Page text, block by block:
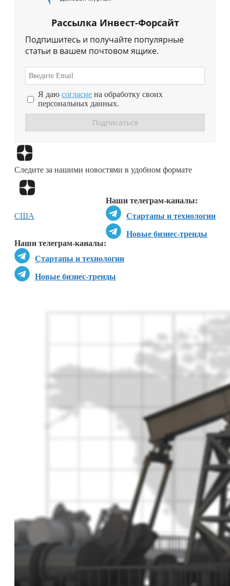
Рассылка Инвест-Форсайт
Подпишитесь и получайте популярные
статьи в вашем почтовом ящике.
Я даю согласие на обработку своих
персональных данных.
Следите за нашими новостями в удобном формате
Наши телеграм-каналы:
Стартапы и технологии
Новые бизнес-тренды
Наши телеграм-каналы:
Стартапы и технологии
Новые бизнес-тренды
США